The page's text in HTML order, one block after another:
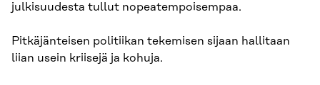
julkisuudesta tullut nopeatempoisempaa.
Pitkäjänteisen politiikan tekemisen sijaan hallitaan
liian usein kriisejä ja kohuja.